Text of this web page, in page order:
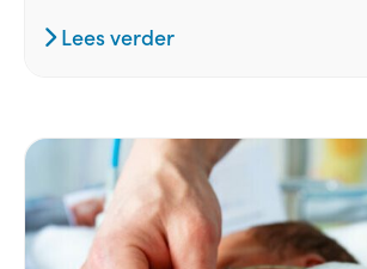
Lees verder